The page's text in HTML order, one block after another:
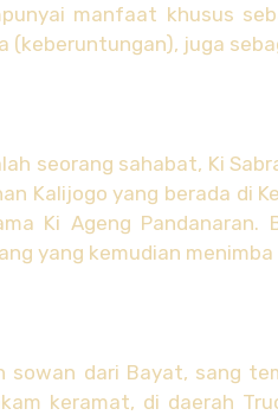
manfaat khusus
(keberuntungan), juga
seorang sahabat, Ki
Kalijogo yang berada di
Ki Ageng
yang kemudian
sowan dari Bayat, sang
keramat, di daerah